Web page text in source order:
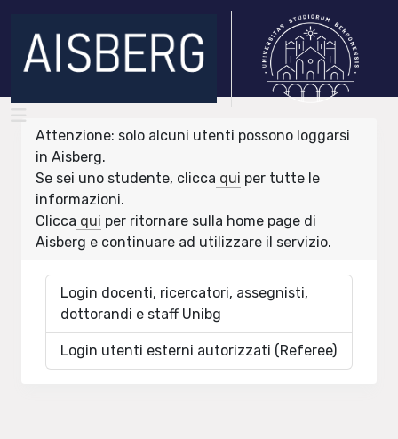
Attenzione: solo alcuni utenti possono loggarsi
in Aisberg.
Se sei uno studente, clicca qui per tutte le
informazioni.
Clicca qui per ritornare sulla home page di
Aisberg e continuare ad utilizzare il servizio.
Login docenti, ricercatori, assegnisti,
dottorandi e staff Unibg
Login utenti esterni autorizzati (Referee)